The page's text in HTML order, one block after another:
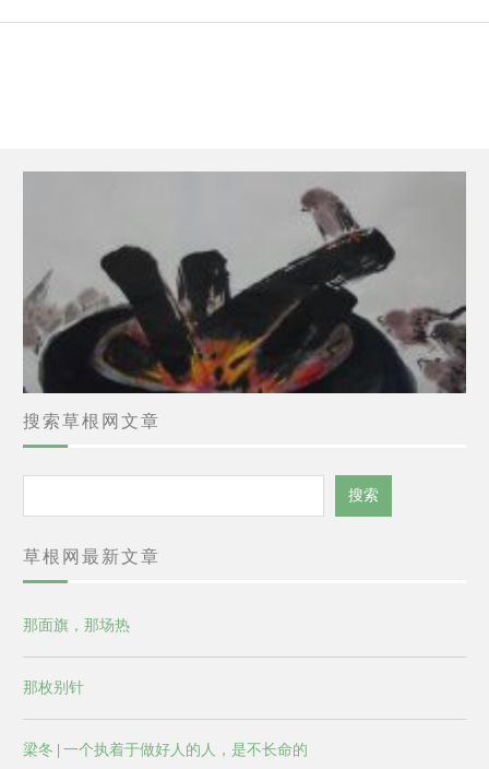
搜索草根网文章
索
搜索
草根网最新文章
那面旗，那场热
那枚别针
梁冬 | 一个执着于做好人的人，是不长命的